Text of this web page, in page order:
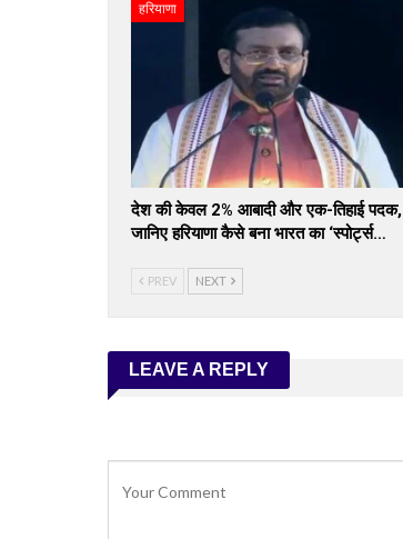
हरियाणा
देश की केवल 2% आबादी और एक-तिहाई पदक,
जानिए हरियाणा कैसे बना भारत का ‘स्पोर्ट्स…
PREV NEXT
LEAVE A REPLY